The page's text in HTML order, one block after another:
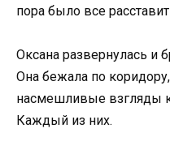
пора было все
Оксана развернулась и
Она бежала по
насмешливые взгляды
Каждый из них.